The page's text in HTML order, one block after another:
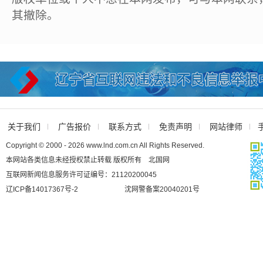
其撤除。
关于我们 广告报价 联系方式 免责声明 网站律师
Copyright © 2000 - 2026 www.lnd.com.cn All Rights Reserved.
本网站各类信息未经授权禁止转载 版权所有 北国网
互联网新闻信息服务许可证编号：21120200045
辽ICP备14017367号-2
沈网警备案20040201号